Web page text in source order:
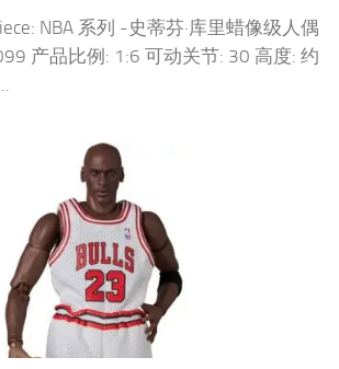
NBA 系列 -史蒂芬·库里蜡像级人偶
产品比例: 1:6 可动关节: 30 高度: 约